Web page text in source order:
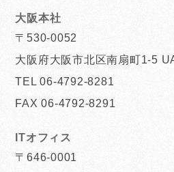
大阪本社
〒530-0052
大阪府大阪市北区南扇町1-5
TEL 06-4792-8281
FAX 06-4792-8291
ITオフィス
〒646-0001